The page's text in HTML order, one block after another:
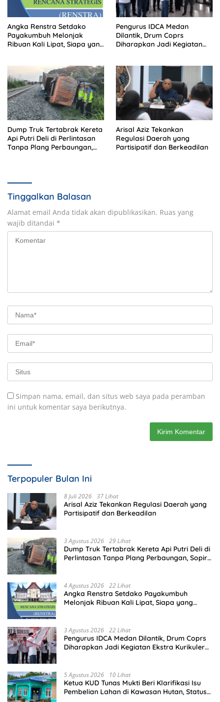
Angka Renstra Setdako
Payakumbuh Melonjak
Ribuan Kali Lipat, Siapa yang
Pengurus IDCA Medan
Dilantik, Drum Coprs
Diharapkan Jadi Kegiatan
Dump Truk Tertabrak Kereta
Api Putri Deli di Perlintasan
Tanpa Plang Perbaungan,
Arisal Aziz Tekankan
Regulasi Daerah yang
Partisipatif dan Berkeadilan
Tinggalkan Balasan
Alamat email Anda tidak akan dipublikasikan. Ruas yang
wajib ditandai *
Simpan nama, email, dan situs web saya pada peramban
ini untuk komentar saya berikutnya.
Terpopuler Bulan Ini
8 Juli 2026 37 Lihat
Arisal Aziz Tekankan Regulasi Daerah yang
Partisipatif dan Berkeadilan
3 Agustus 2026 29 Lihat
Dump Truk Tertabrak Kereta Api Putri Deli di
Perlintasan Tanpa Plang Perbaungan, Sopir
4 Agustus 2026 22 Lihat
Angka Renstra Setdako Payakumbuh
Melonjak Ribuan Kali Lipat, Siapa yang
3 Agustus 2026 22 Lihat
Pengurus IDCA Medan Dilantik, Drum Coprs
Diharapkan Jadi Kegiatan Ekstra Kurikuler
5 Agustus 2026 10 Lihat
Ketua KUD Tunas Mukti Beri Klarifikasi Isu
Pembelian Lahan di Kawasan Hutan, Status